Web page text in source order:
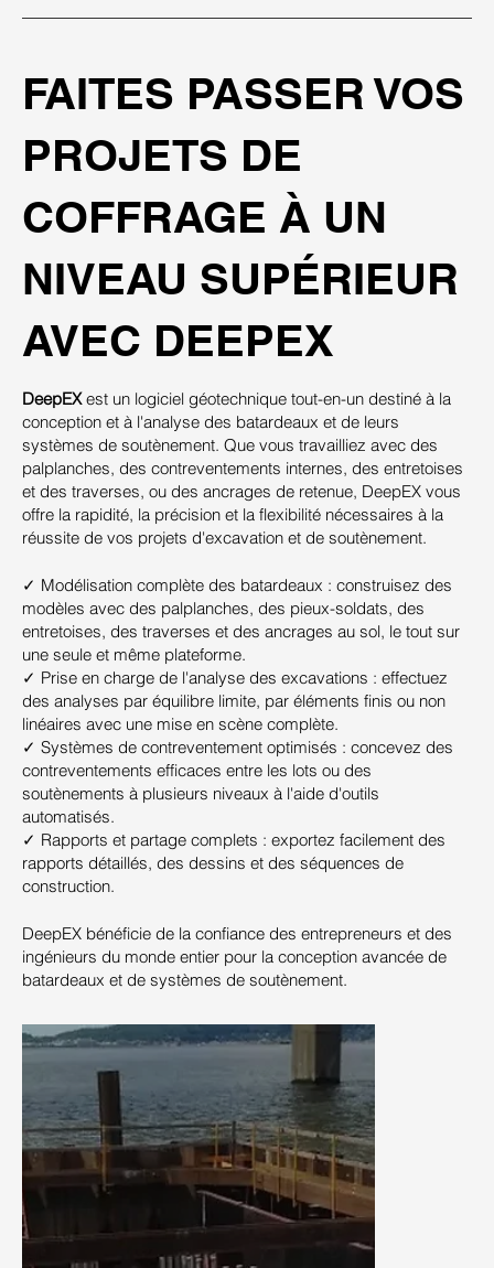
FAITES PASSER VOS
PROJETS DE
COFFRAGE À UN
NIVEAU SUPÉRIEUR
AVEC DEEPEX
DeepEXest un logiciel géotechnique tout-en-un destiné à la
conception et à l'analyse des batardeaux et de leurs
systèmes de soutènement. Que vous travailliez avec des
palplanches, des contreventements internes, des entretoises
et des traverses, ou des ancrages de retenue, DeepEX vous
offre la rapidité, la précision et la flexibilité nécessaires à la
réussite de vos projets d'excavation et de soutènement.
✓ Modélisation complète des batardeaux : construisez des
modèles avec des palplanches, des pieux-soldats, des
entretoises, des traverses et des ancrages au sol, le tout sur
une seule et même plateforme.
✓ Prise en charge de l'analyse des excavations : effectuez
des analyses par équilibre limite, par éléments finis ou non
linéaires avec une mise en scène complète.
✓ Systèmes de contreventement optimisés : concevez des
contreventements efficaces entre les lots ou des
soutènements à plusieurs niveaux à l'aide d'outils
automatisés.
✓ Rapports et partage complets : exportez facilement des
rapports détaillés, des dessins et des séquences de
construction.
DeepEX bénéficie de la confiance des entrepreneurs et des
ingénieurs du monde entier pour la conception avancée de
batardeaux et de systèmes de soutènement.